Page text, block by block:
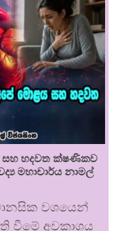
සහ හදවත ක්ෂණිකව
මහාචාර්ය නාමල්
වශයෙන්
වීමේ අවකාශය